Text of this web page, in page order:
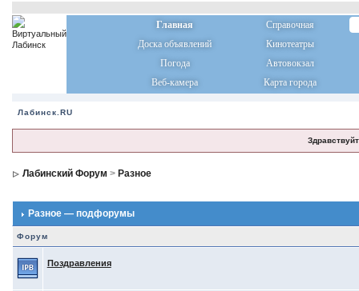
Главная
Справочная
Доска объявлений
Кинотеатры
Погода
Автовокзал
Веб-камера
Карта города
Лабинск.RU
Лабинский Форум > Разное
Разное — подфорумы
Форум
Поздравления